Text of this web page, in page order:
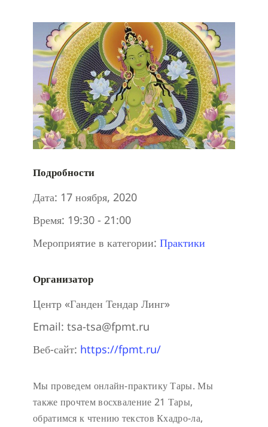
Подробности
Дата: 17 ноября, 2020
Время: 19:30 - 21:00
Мероприятие в категории: Практики
Организатор
Центр «Ганден Тендар Линг»
Email: tsa-tsa@fpmt.ru
Веб-сайт: https://fpmt.ru/
Мы проведем онлайн-практику Тары. Мы
также прочтем восхваление 21 Тары,
обратимся к чтению текстов Кхадро-ла,